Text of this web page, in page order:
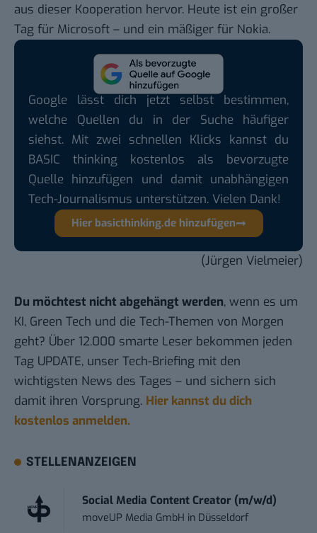
aus dieser Kooperation hervor. Heute ist ein großer
Tag für Microsoft – und ein mäßiger für Nokia.
Google lässt dich jetzt selbst bestimmen,
welche Quellen du in der Suche häufiger
siehst. Mit zwei schnellen Klicks kannst du
BASIC thinking kostenlos als bevorzugte
Quelle hinzufügen und damit unabhängigen
Tech-Journalismus unterstützen. Vielen Dank!
Hier basicthinking.de hinzufügen
(Jürgen Vielmeier)
Du möchtest nicht abgehängt werden, wenn es um
KI, Green Tech und die Tech-Themen von Morgen
geht? Über 12.000 smarte Leser bekommen jeden
Tag UPDATE, unser Tech-Briefing mit den
wichtigsten News des Tages – und sichern sich
damit ihren Vorsprung. Hier kannst du dich
kostenlos anmelden.
STELLENANZEIGEN
Social Media Content Creator (m/w/d)
moveUP Media GmbH in Düsseldorf